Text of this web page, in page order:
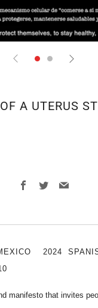
A UTERUS
Facebook
TwitterEmail
2024
manifesto that invites